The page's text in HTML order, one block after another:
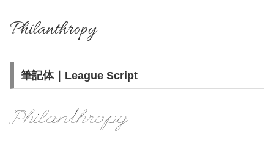
Philanthropy
筆記体｜League Script
Philanthropy